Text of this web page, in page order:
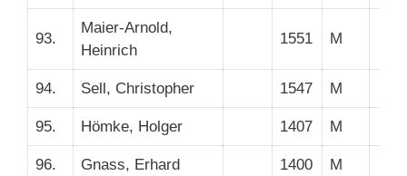
93.
Maier-Arnold,
Heinrich
1551 M
94. Sell, Christopher 1547 M
95. Hömke, Holger 1407 M
96. Gnass, Erhard 1400 M